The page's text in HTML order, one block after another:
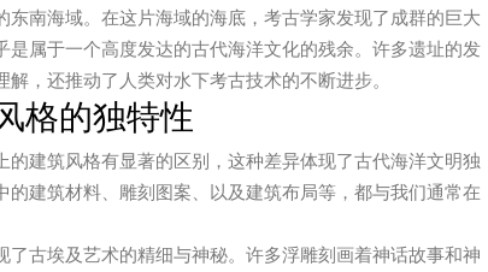
东南海域。在这片海域的海底，考古学家发现了成群的巨大
属于一个高度发达的古代海洋文化的残余。许多遗址的发
，还推动了人类对水下考古技术的不断进步。
格的独特性
建筑风格有显著的区别，这种差异体现了古代海洋文明独
建筑材料、雕刻图案、以及建筑布局等，都与我们通常在
古埃及艺术的精细与神秘。许多浮雕刻画着神话故事和神